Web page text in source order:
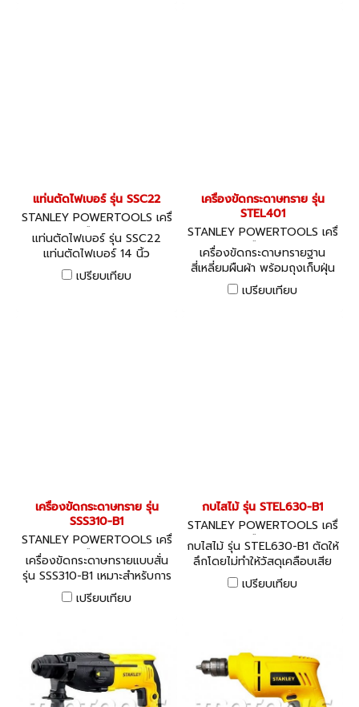
แท่นตัดไฟเบอร์ รุ่น SSC22
STANLEY POWERTOOLS เครื่
องมือไฟฟ้า
แท่นตัดไฟเบอร์ รุ่น SSC22
แท่นตัดไฟเบอร์ 14 นิ้ว
เปรียบเทียบ
เครื่องขัดกระดาษทราย รุ่น
STEL401
STANLEY POWERTOOLS เครื่
องมือไฟฟ้า
เครื่องขัดกระดาษทรายฐาน
สี่เหลี่ยมผืนผ้า พร้อมถุงเก็บฝุ่น
การเปลี่ยนกระดาษทราย Quick
& Easy
เปรียบเทียบ
เครื่องขัดกระดาษทราย รุ่น
SSS310-B1
STANLEY POWERTOOLS เครื่
องมือไฟฟ้า
เครื่องขัดกระดาษทรายแบบสั่น
รุ่น SSS310-B1 เหมาะสำหรับการ
ใช้งานขัดทั่วไป
เปรียบเทียบ
กบไสไม้ รุ่น STEL630-B1
STANLEY POWERTOOLS เครื่
องมือไฟฟ้า
กบไสไม้ รุ่น STEL630-B1 ตัดให้
ลึกโดยไม่ทำให้วัสดุเคลือบเสีย
หาย
เปรียบเทียบ